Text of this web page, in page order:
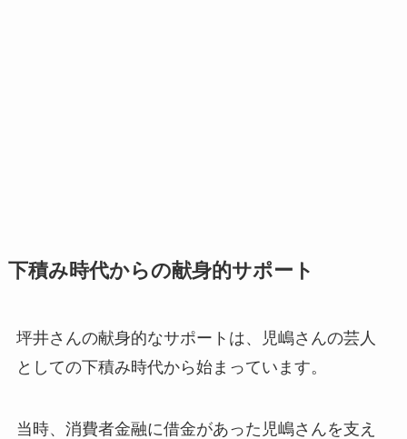
下積み時代からの献身的サポート
坪井さんの献身的なサポートは、児嶋さんの芸人
としての下積み時代から始まっています。
当時、消費者金融に借金があった児嶋さんを支え